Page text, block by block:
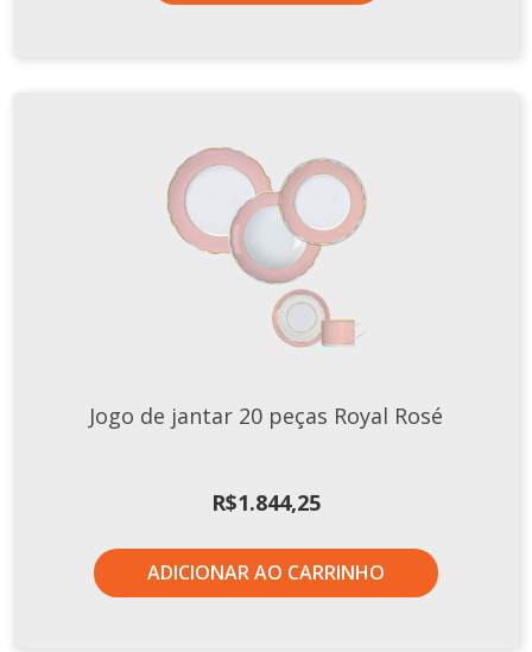
Jogo de jantar 20 peças Royal Rosé
R$1.844,25
ADICIONAR AO CARRINHO